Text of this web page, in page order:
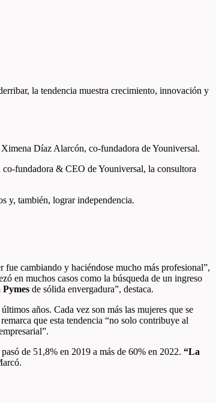
la tendencia muestra crecimiento, innovación y
Díaz Alarcón, co-fundadora de Youniversal.
fundadora & CEO de Youniversal, la consultora
y, también, lograr independencia.
cambiando y haciéndose mucho más profesional”,
en muchos casos como la búsqueda de un ingreso
Pymes de sólida envergadura”, destaca.
años. Cada vez son más las mujeres que se
que esta tendencia “no solo contribuye al
de 51,8% en 2019 a más de 60% en 2022. “La